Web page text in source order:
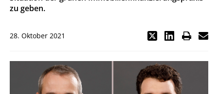
zu geben.
28. Oktober 2021